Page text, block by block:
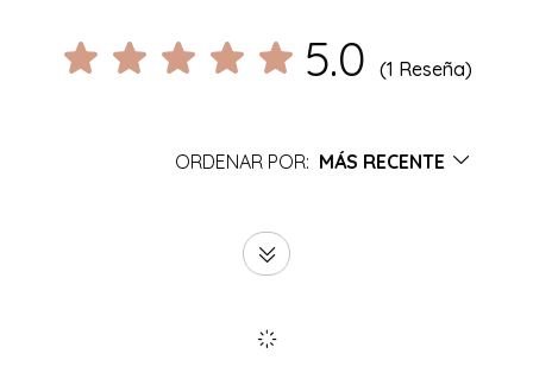
5.0 (1 Reseña)
ORDENAR POR: MÁS RECENTE